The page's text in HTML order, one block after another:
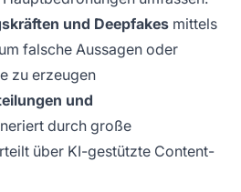
und Deepfakes mittels
falsche Aussagen oder
zu erzeugen
und
durch große
über KI-gestützte Content-